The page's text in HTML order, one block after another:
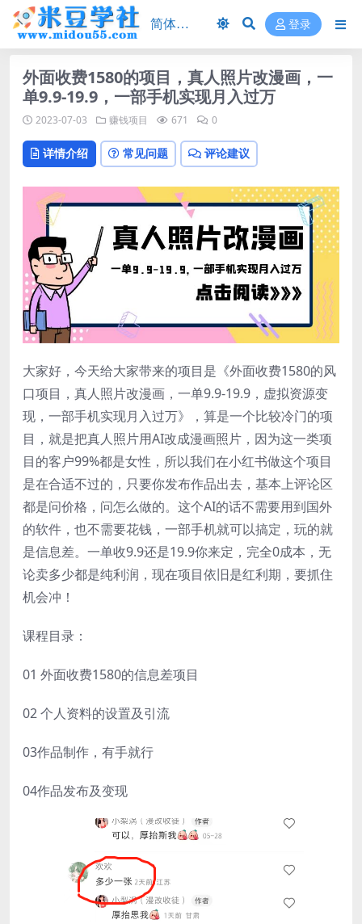
登录
外面收费1580的项目，真人照片改漫画，一
单9.9-19.9，一部手机实现月入过万
2023-07-03 赚钱项目 671 0
详情介绍 常见问题 评论建议
大家好，今天给大家带来的项目是《外面收费1580的风
口项目，真人照片改漫画，一单9.9-19.9，虚拟资源变
现，一部手机实现月入过万》，算是一个比较冷门的项
目，就是把真人照片用AI改成漫画照片，因为这一类项
目的客户99%都是女性，所以我们在小红书做这个项目
是在合适不过的，只要你发布作品出去，基本上评论区
都是问价格，问怎么做的。这个AI的话不需要用到国外
的软件，也不需要花钱，一部手机就可以搞定，玩的就
是信息差。一单收9.9还是19.9你来定，完全0成本，无
论卖多少都是纯利润，现在项目依旧是红利期，要抓住
机会冲！
课程目录：
01 外面收费1580的信息差项目
02 个人资料的设置及引流
03作品制作，有手就行
04作品发布及变现